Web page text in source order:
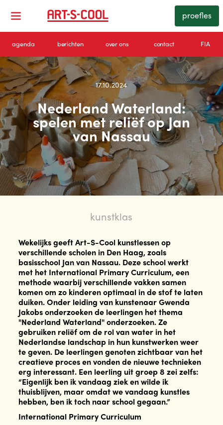
proefles
agenda berichten over ons contact FIA
17.10.2024
Nederland Waterland:
spelen met reliëf op Jan
van Nassau
kunstklas
Wekelijks geeft Art-S-Cool kunstlessen op
verschillende scholen in Den Haag, zoals
basisschool Jan van Nassau. Deze school werkt
met het International Primary Curriculum, een
methode waarbij verschillende vakken samen
komen om zo kinderen optimaal in de stof te laten
duiken. Onder leiding van kunstenaar Gwenda
Jakobs onderzoeken de leerlingen het thema
"Nederland Waterland" onderzoeken. Ze
gebruiken reliëf om de rol van water in het
Nederlandse landschap in hun kunstwerken weer
te geven. De leerlingen genoten zichtbaar van het
creatieve proces en vonden de nieuwe technieken
erg interessant. Een leerling uit groep 8 zei zelfs:
“Eigenlijk ben ik vandaag ziek en wilde ik
thuisblijven, maar omdat we vandaag kunstles
hebben, ben ik toch naar school gegaan.”
International Primary Curriculum